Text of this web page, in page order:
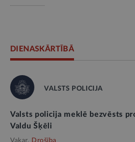
DIENASKĀRTĪBĀ
VALSTS POLICIJA
Valsts policija meklē bezvēsts
Valdu Šķēli
Vakar, Drošība